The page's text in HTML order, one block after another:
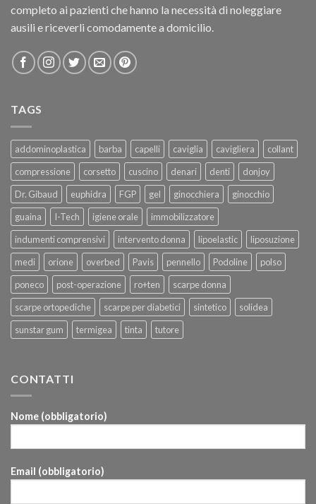
completo ai pazienti che hanno la necessità di noleggiare
ausili e riceverli comodamente a domicilio.
TAGS
addominoplastica barba capelli caviglia cavigliera
collant
compressione
corsetto cuscino denari denti
donjoy
Dr. Gibaud
euphidra FGP gel ginocchiera
ginocchio
guaina
I-Tech igiene orale
immobilizzatore
indumenti comprensivi
intervento donna lipoelastic
liposuzione
medi
orione overbed Pavis pennello Podoline
polso
poneco
post-operazione ro+ten
scarpe donna
scarpe ortopediche
scarpe per diabetici sintetico
solidea
sunstar gum
termigea tinta tutore
CONTATTI
Nome (obbligatorio)
Email (obbligatorio)